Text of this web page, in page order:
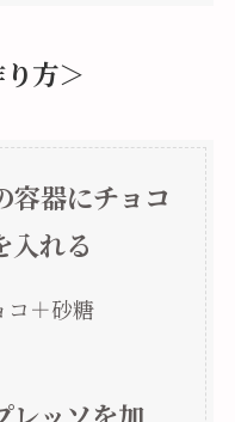
方＞
容器にチョコ
入れる
コ＋砂糖